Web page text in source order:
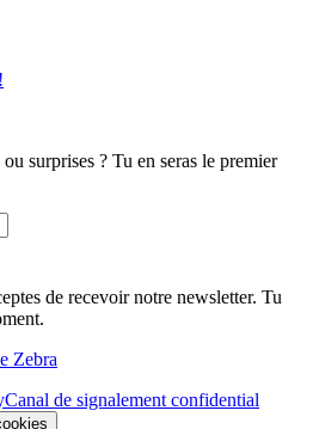
surprises ? Tu en seras le premier
de recevoir notre newsletter. Tu
Zebra
Canal de signalement confidential